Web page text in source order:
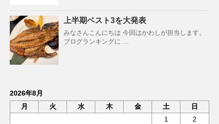
上半期ベスト3を大発表
みなさんこんにちは 今回はかわしが担当します。
ブログランキングに …
2026年8月
月
火 水 木 金 土
日
1
2